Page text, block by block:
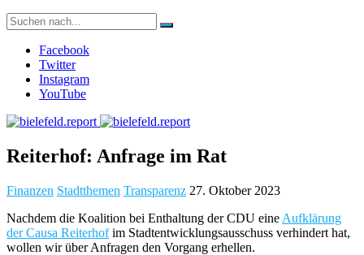
Suche
nach:
Facebook
Twitter
Instagram
YouTube
Reiterhof: Anfrage im Rat
Finanzen Stadtthemen Transparenz 27. Oktober 2023
Nachdem die Koalition bei Enthaltung der CDU eine Aufklärung
der Causa Reiterhofim Stadtentwicklungsausschuss verhindert hat,
wollen wir über Anfragen den Vorgang erhellen.